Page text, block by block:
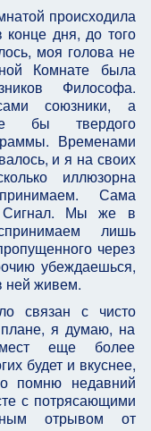
происходила
дня, до того
моя голова не
Комнате была
Философа.
союзники, а
бы твердого
Временами
и я на своих
иллюзорна
Сама
Сигнал. Мы же в
лишь
через
убеждаешься,
ней живем.
связан с чисто
я думаю, на
еще более
будет и вкуснее,
помню недавний
с потрясающими
отрывом от